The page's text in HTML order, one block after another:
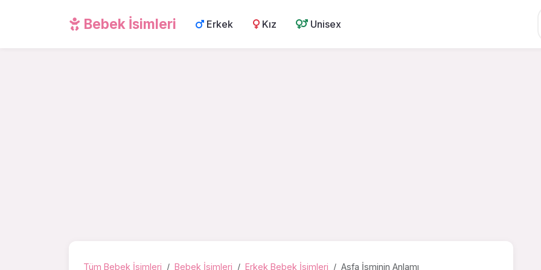
Bebek İsimleri Erkek Kız Unisex
Tüm Bebek İsimleri Bebek İsimleri Erkek Bebek İsimleri Asfa İsminin Anlamı